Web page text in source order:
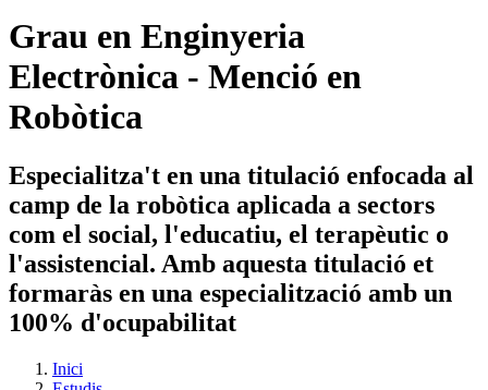
Grau en Enginyeria
Electrònica - Menció en
Robòtica
Especialitza't en una titulació enfocada al
camp de la robòtica aplicada a sectors
com el social, l'educatiu, el terapèutic o
l'assistencial. Amb aquesta titulació et
formaràs en una especialització amb un
100% d'ocupabilitat
Inici